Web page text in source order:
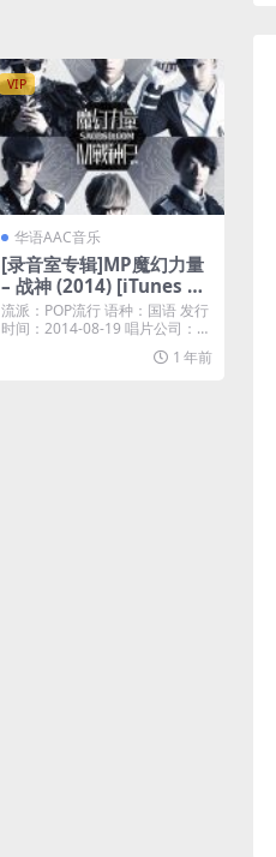
VIP
华语AAC音乐
[录音室专辑]MP魔幻力量
– 战神 (2014) [iTunes Pl
us M4A]
流派：POP流行 语种：国语 发行
时间：2014-08-19 唱片公司：相
1 年前